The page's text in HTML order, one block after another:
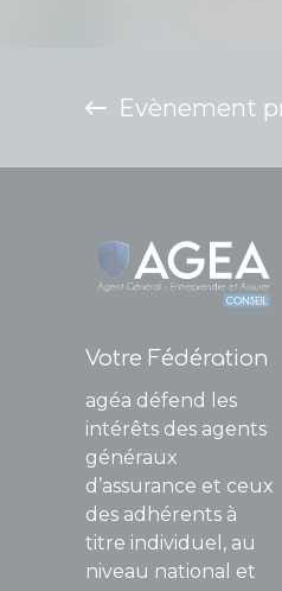
Evènement
Votre Fédération
agéa défend les
intérêts des agents
généraux
d’assurance et ceux
des adhérents à
titre individuel, au
niveau national et